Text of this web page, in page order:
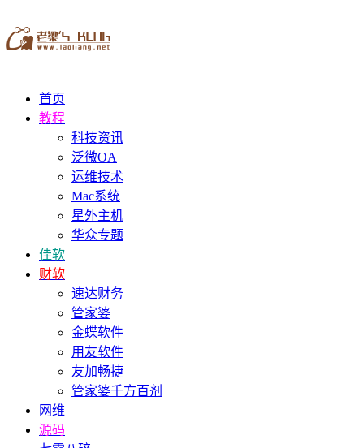
首页
教程
科技资讯
泛微OA
运维技术
Mac系统
星外主机
华众专题
佳软
财软
速达财务
管家婆
金蝶软件
用友软件
友加畅捷
管家婆千方百剂
网维
源码